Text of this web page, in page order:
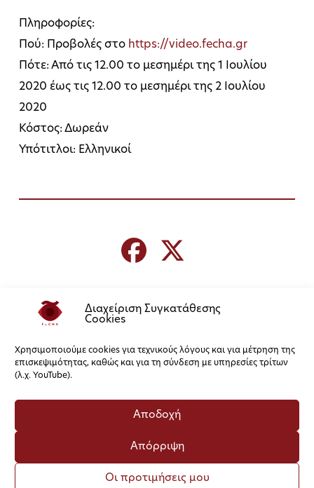
Διαχείριση Συγκατάθεσης
Cookies
Χρησιμοποιούμε cookies για τεχνικούς λόγους και για μέτρηση της
επισκεψιμότητας, καθώς και για τη σύνδεση με υπηρεσίες τρίτων
(λ.χ. YouTube).
Αποδοχή
Απόρριψη
Οι προτιμήσεις μου
Πληροφορίες:
Πού: Προβολές στο https://video.fecha.gr
Πότε: Από τις 12.00 το μεσημέρι της 1 Ιουλίου
2020 έως τις 12.00 το μεσημέρι της 2 Ιουλίου
2020
Κόστος: Δωρεάν
Υπότιτλοι: Ελληνικοί